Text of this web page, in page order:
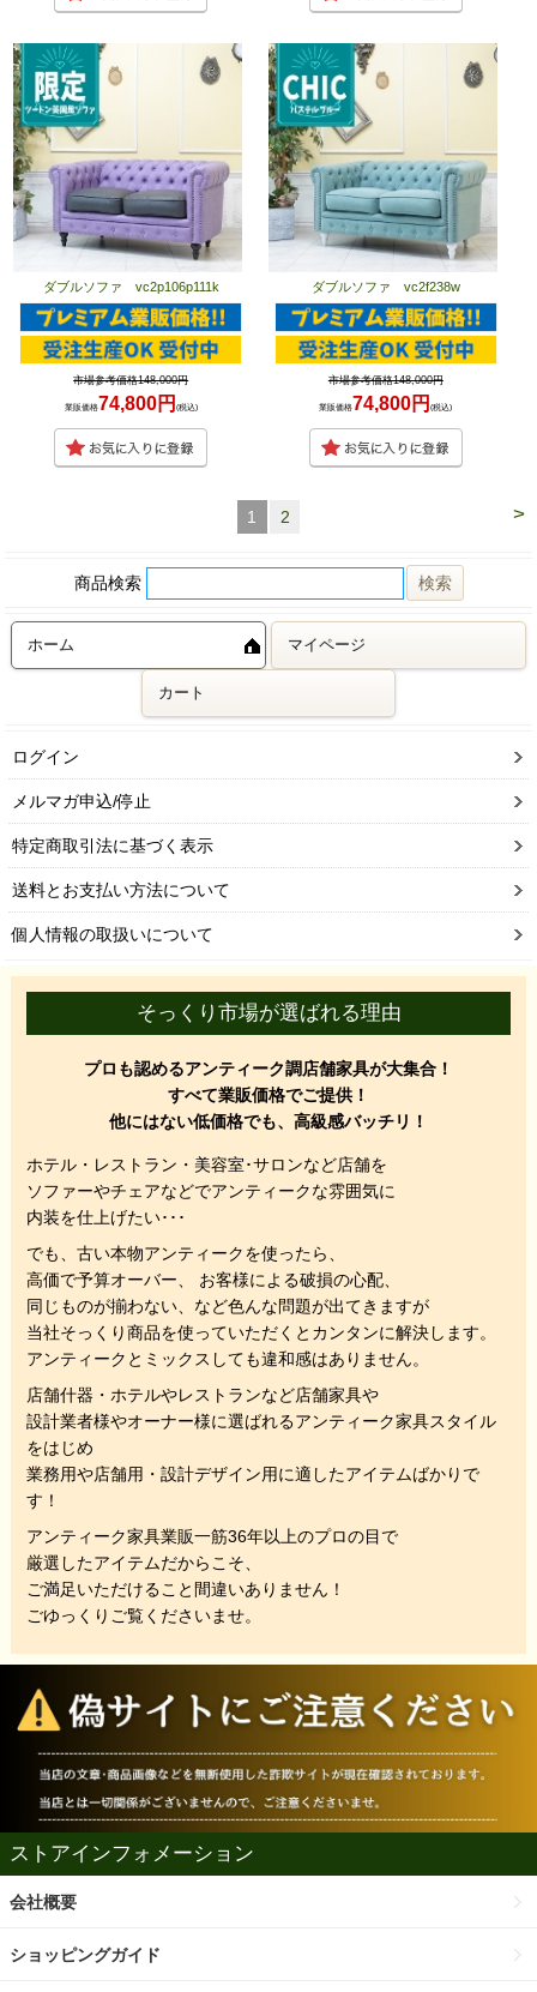
ダブルソファ vc2p106p111k
市場参考価格148,000円
業販価格74,800円 (税込)
ダブルソファ vc2f238w
市場参考価格148,000円
業販価格74,800円(税込)
>
1 2
商品検索
ホーム マイページ
カート
ログイン
メルマガ申込/停止
特定商取引法に基づく表示
送料とお支払い方法について
個人情報の取扱いについて
そっくり市場が選ばれる理由
プロも認めるアンティーク調店舗家具が大集合！
すべて業販価格でご提供！
他にはない低価格でも、高級感バッチリ！
ホテル・レストラン・美容室･サロンなど店舗を
ソファーやチェアなどでアンティークな雰囲気に
内装を仕上げたい･･･
でも、 古い本物アンティークを使ったら、
高価で予算オーバー、 お客様による破損の心配、
同じものが揃わない、 など色んな問題が出てきますが
当社そっくり商品を使っていただくと カンタンに解決します。
アンティークとミックスしても違和感はありません。
店舗什器・ホテルやレストランなど店舗家具や
設計業者様やオーナー様に選ばれるアンティーク家具スタイル
をはじめ
業務用や店舗用・設計デザイン用に適したアイテムばかりで
す！
アンティーク家具業販一筋36年以上のプロの目で
厳選したアイテムだからこそ、
ご満足いただけること間違いありません！
ごゆっくりご覧くださいませ。
ストアインフォメーション
会社概要
ショッピングガイド